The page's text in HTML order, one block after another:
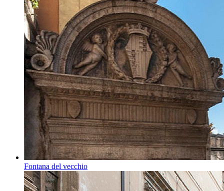
Fontana del vecchio